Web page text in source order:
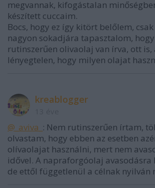
megvannak, kifogástalan
készített cuccaim.
Bocs, hogy ez így kitört belőlem,
nagyon sokadjára tapasztalom,
rutinszerűen olivaolaj van írva, ott is,
lényegtelen, hogy milyen olajat
kreablogger
@_aviva_ : Nem rutinszerűen írtam,
olvastam, hogy ebben az esetben
olívaolajat használni, mert nem
idővel. A napraforgóolaj
de ettől függetlenül a célnak nyilván